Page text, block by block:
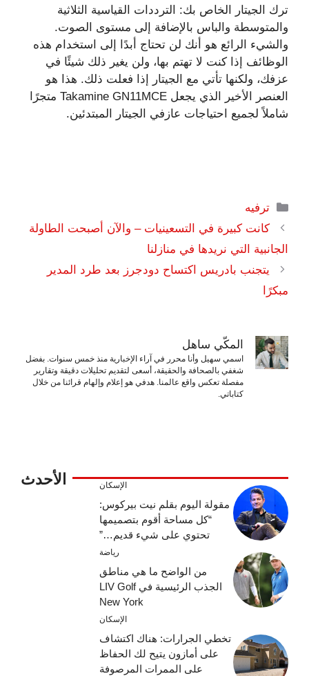
ترك الجيتار الخاص بك: الترددات القياسية الثلاثية
والمتوسطة والباس بالإضافة إلى مستوى الصوت.
والشيء الرائع هو أنك لن تحتاج أبدًا إلى استخدام هذه
الوظائف إذا كنت لا تهتم بها، ولن يغير ذلك شيئًا في
عزفك، ولكنها تأتي مع الجيتار إذا فعلت ذلك. هذا هو
العنصر الأخير الذي يجعل Takamine GN11MCE متجرًا
شاملاً لجميع احتياجات عازفي الجيتار المبتدئين.
التصنيفات
ترفيه
كانت كبيرة في التسعينيات – والآن أصبحت الطاولة
الجانبية التي نريدها في منازلنا
يتجنب بادريس اكتساح دودجرز بعد طرد المدير
مبكرًا
المكّي ساهل
اسمي سهيل وأنا محرر في آراء الإخبارية منذ خمس سنوات. بفضل
شغفي بالصحافة والحقيقة، أسعى لتقديم تحليلات دقيقة وتقارير
مفصلة تعكس واقع عالمنا. هدفي هو إعلام وإلهام قرائنا من خلال
كتاباتي.
الأحدث الإسكان
مقولة اليوم بقلم نيت بيركوس:
“كل مساحة أقوم بتصميمها
تحتوي على شيء قديم…”
رياضة
من الواضح ما هي مناطق
الجذب الرئيسية في LIV Golf
New York
الإسكان
تخطي الجرارات: هناك اكتشاف
على أمازون يتيح لك الحفاظ
على الممرات المرصوفة